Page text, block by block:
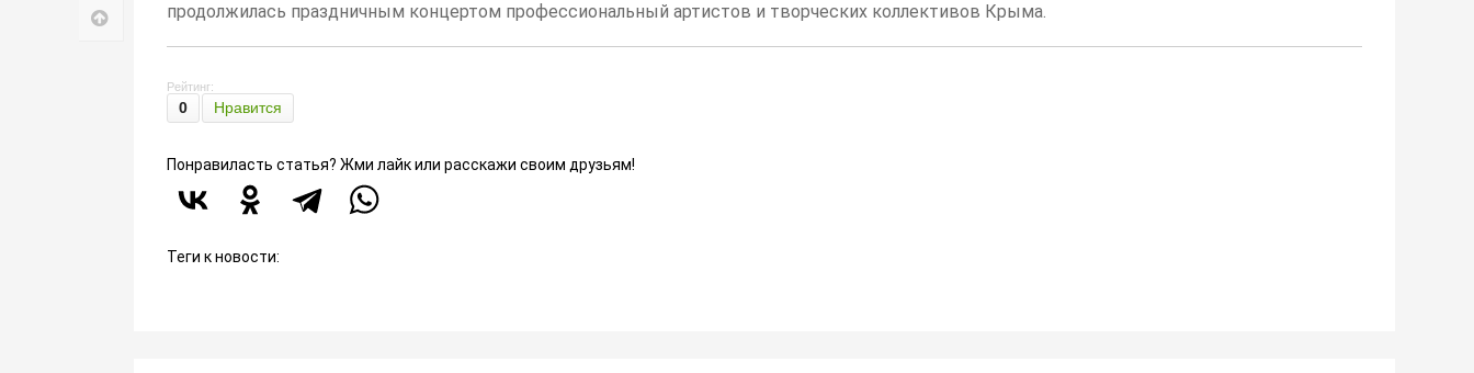
Наверх
продолжилась праздничным концертом профессиональный артистов и творческих коллективов Крыма.
Рейтинг:
0 Нравится
Понравиласть статья? Жми лайк или расскажи своим друзьям!
Теги к новости: